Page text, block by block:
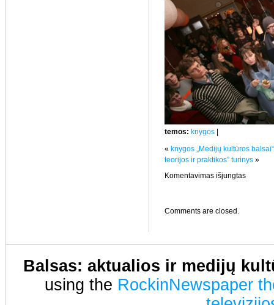
temos: knygos
« knygos „Medijų kultūros
teorijos ir praktikos” turinys »
Komentavimas išjungtasįraše
Comments are closed.
Balsas: aktualios ir medijų
using the RockinNewspaper